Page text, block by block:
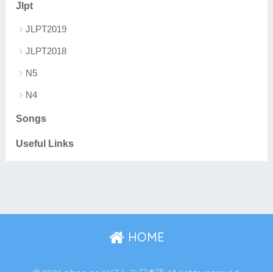
Jlpt
JLPT2019
JLPT2018
N5
N4
Songs
Useful Links
HOME